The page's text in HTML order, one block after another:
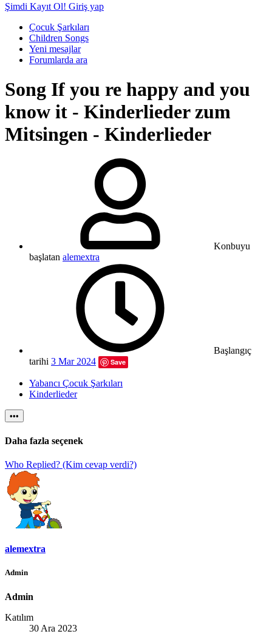
Şimdi Kayıt Ol! Giriş yap
Çocuk Şarkıları
Children Songs
Yeni mesajlar
Forumlarda ara
Song If you re happy and you
know it - Kinderlieder zum
Mitsingen - Kinderlieder
Konbuyu
başlatan alemextra
Başlangıç
tarihi 3 Mar 2024 Save
Yabancı Çocuk Şarkıları
Kinderlieder
•••
Daha fazla seçenek
Who Replied? (Kim cevap verdi?)
alemextra
Admin
Admin
Katılım
30 Ara 2023